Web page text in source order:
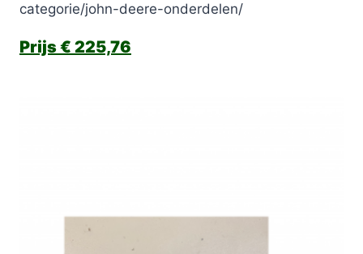
categorie/john-deere-onderdelen/
€ 225,76